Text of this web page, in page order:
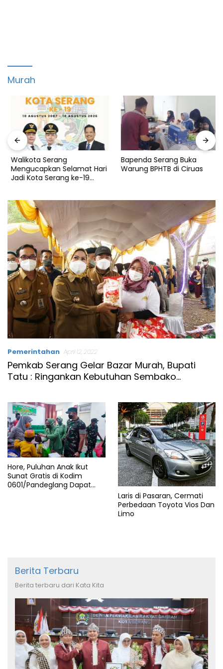
Murah
Walikota Serang
Mengucapkan Selamat Hari
Jadi Kota Serang ke-19
Bapenda Serang Buka
Warung BPHTB di Ciruas
Pemerintahan April 12, 2022
Pemkab Serang Gelar Bazar Murah, Bupati
Tatu : Ringankan Kebutuhan Sembako
Hore, Puluhan Anak Ikut
Sunat Gratis di Kodim
0601/Pandeglang Dapat
Laris di Pasaran, Cermati
Perbedaan Toyota Vios Dan
Limo
Berita Terbaru
Berita terbaru dari Kata Kita